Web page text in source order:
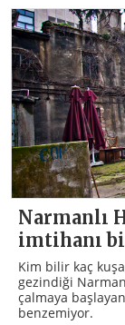
Narmanlı
imtihanı
Kim bilir kaç
gezindiği
çalmaya
benzemiyor.